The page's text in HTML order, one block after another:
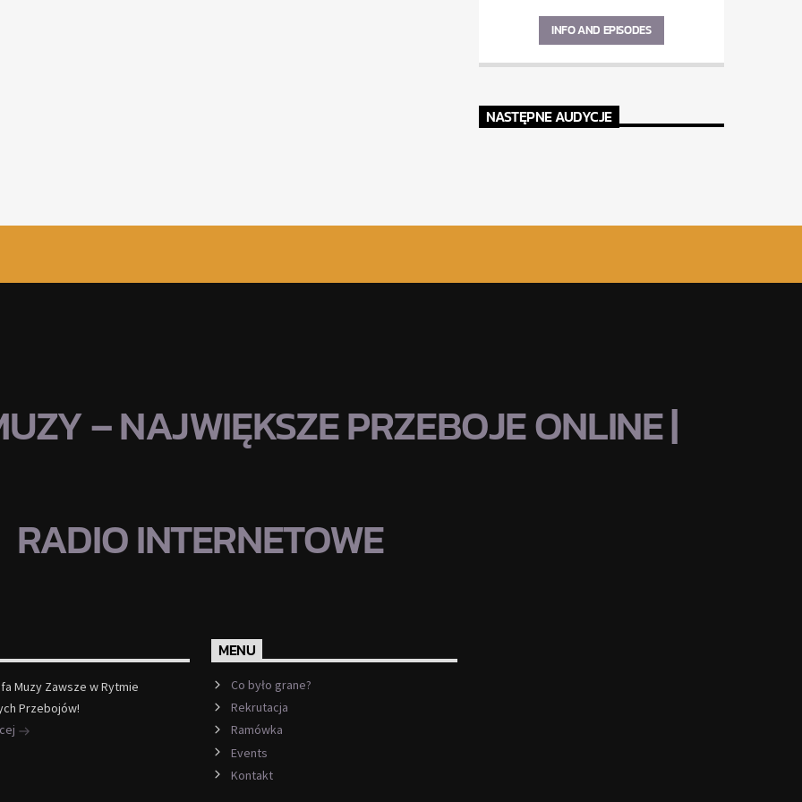
INFO AND EPISODES
NASTĘPNE AUDYCJE
– NAJWIĘKSZE PRZEBOJE ONLINE |
RADIO INTERNETOWE
Muzy Zawsze w Rytmie
Przebojów!
MENU
Co było grane?
Rekrutacja
Ramówka
Events
Kontakt